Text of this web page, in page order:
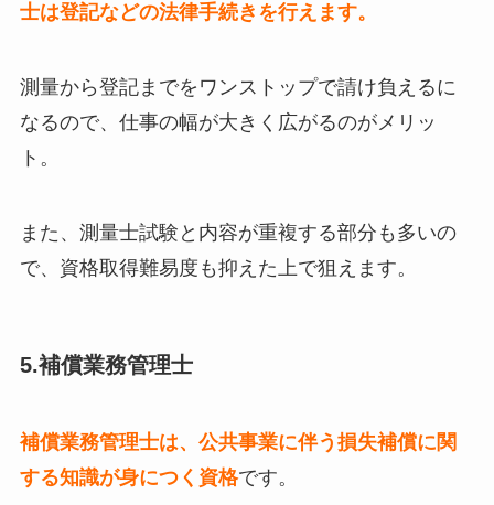
士は登記などの法律手続きを行えます。
測量から登記までをワンストップで請け負えるに
なるので、仕事の幅が大きく広がるのがメリッ
ト。
また、測量士試験と内容が重複する部分も多いの
で、資格取得難易度も抑えた上で狙えます。
5.補償業務管理士
補償業務管理士は、公共事業に伴う損失補償に関
する知識が身につく資格です。